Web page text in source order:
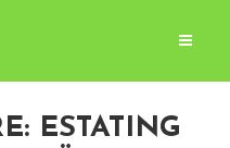
ESTATING